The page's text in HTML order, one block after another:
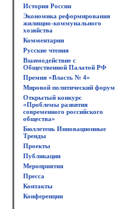
История России
Экономика реформирования
жилищно-коммунального
хозяйства
Комментарии
Русские чтения
Взаимодействие с
Общественной Палатой РФ
Премия «Власть № 4»
Мировой политический форум
Открытый конкурс
«Проблемы развития
современного российского
общества»
Бюллетень Инновационные
Тренды
Проекты
Публикации
Мероприятия
Пресса
Контакты
Конференции